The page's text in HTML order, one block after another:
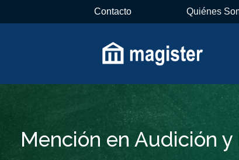
Contacto Quiénes
Mención en Audición